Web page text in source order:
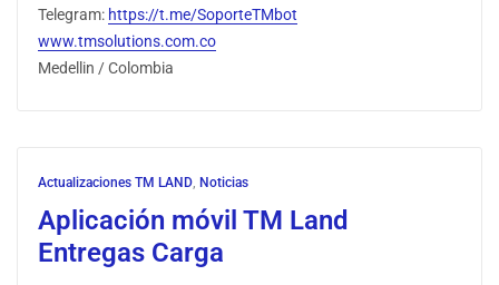
Telegram: https://t.me/SoporteTMbot
www.tmsolutions.com.co
Medellin / Colombia
Actualizaciones TM LAND, Noticias
Aplicación móvil TM Land
Entregas Carga